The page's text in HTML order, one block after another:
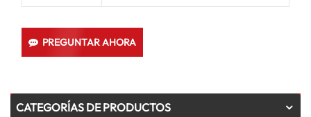
PREGUNTAR AHORA
CATEGORÍAS DE PRODUCTOS